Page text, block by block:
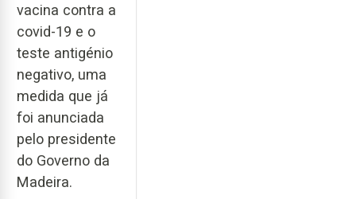
vacina contra a
covid-19 e o
teste antigénio
negativo, uma
medida que já
foi anunciada
pelo presidente
do Governo da
Madeira.